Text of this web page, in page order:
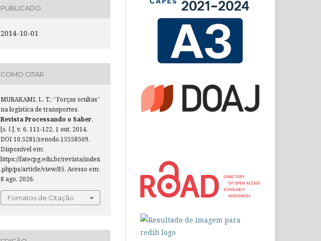
PUBLICADO
2014-10-01
COMO CITAR
MURAKAMI, L. T.; “Forças ocultas”
na logística de transportes.
Revista Processando o Saber,
[s. l.], v. 6, 111-122, 1 out. 2014.
DOI 10.5281/zenodo.15558509.
Disponível em:
https://fatecpg.edu.br/revista/index
.php/ps/article/view/85. Acesso em:
8 ago. 2026.
Fomatos de Citação